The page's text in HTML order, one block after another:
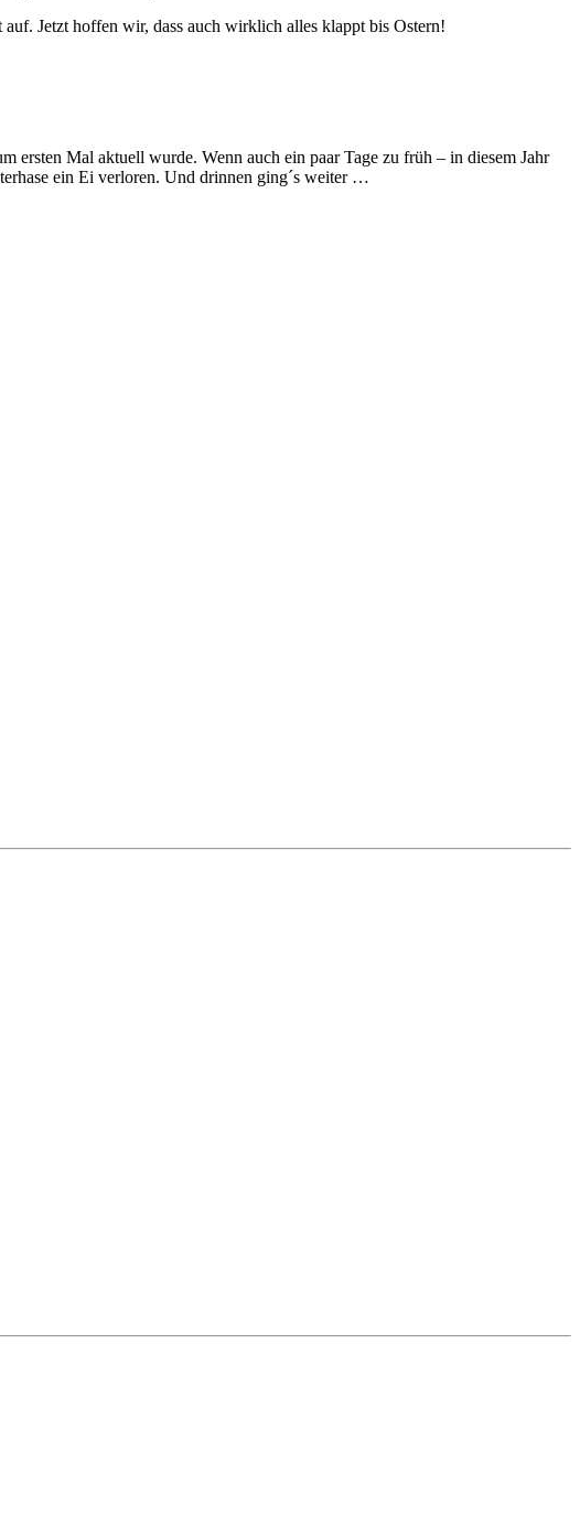
Jetzt hoffen wir, dass auch wirklich alles klappt bis Ostern!
ersten Mal aktuell wurde. Wenn auch ein paar Tage zu früh – in diesem Jahr
ein Ei verloren. Und drinnen ging´s weiter …